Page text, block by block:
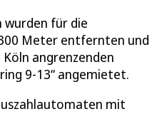
wurden für die
Meter entfernten und
angrenzenden
9-13“ angemietet.
mit